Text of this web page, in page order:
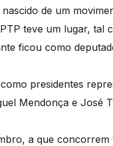
de um
teve um lugar,
ficou como
presidentes
Mendonça e José
a que